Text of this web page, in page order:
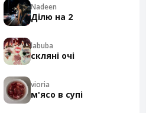
Nadeen
Ділю на 2
labuba
скляні очі
vioria
м'ясо в супі